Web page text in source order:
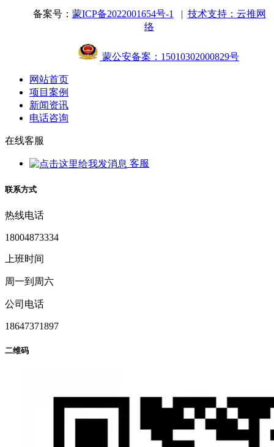
备案号： 蒙ICP备2022001654号-1
技术支持：云推网
络
蒙公安备案：15010302000829号
网站首页
项目案例
新闻资讯
电话咨询
在线客服
客服
联系方式
热线电话
18004873334
上班时间
周一到周六
公司电话
18647371897
二维码